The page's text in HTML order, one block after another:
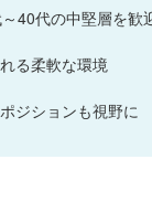
40代の中堅層を歓
る柔軟な環境
ジションも視野に